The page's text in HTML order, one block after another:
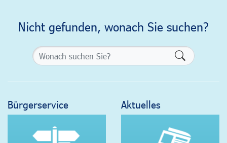
Nicht gefunden, wonach Sie suchen?
Bürgerservice Aktuelles